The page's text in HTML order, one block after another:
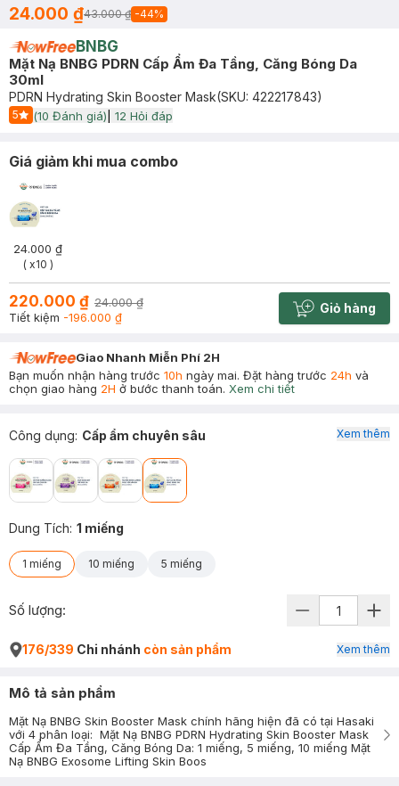
24.000 ₫43.000 ₫ -44%
BNBG
Mặt Nạ BNBG PDRN Cấp Ẩm Đa Tầng, Căng Bóng Da
30ml
PDRN Hydrating Skin Booster Mask(SKU: 422217843)
5
Start Icon
(10 Đánh giá) 12 Hỏi đáp
Giá giảm khi mua combo
24.000 ₫
( x10 )
220.000 ₫ 24.000 ₫
Tiết kiệm -196.000 ₫ Cart plus
Giỏ hàng
Giao Nhanh Miễn Phí 2H
Bạn muốn nhận hàng trước 10h ngày mai. Đặt hàng trước 24h và
chọn giao hàng 2H ở bước thanh toán. Xem chi tiết
Công dụng: Cấp ẩm chuyên sâu
Dung Tích: 1 miếng
1 miếng 10 miếng 5 miếng
Xem thêm
Số lượng:
176/339 Chi nhánh còn sản phẩm Xem thêm
Mô tả sản phẩm
Mặt Nạ BNBG Skin Booster Mask chính hãng hiện đã có tại Hasaki
với 4 phân loại: Mặt Nạ BNBG PDRN Hydrating Skin Booster Mask
Cấp Ẩm Đa Tầng, Căng Bóng Da: 1 miếng, 5 miếng, 10 miếng Mặt
Nạ BNBG Exosome Lifting Skin Boos